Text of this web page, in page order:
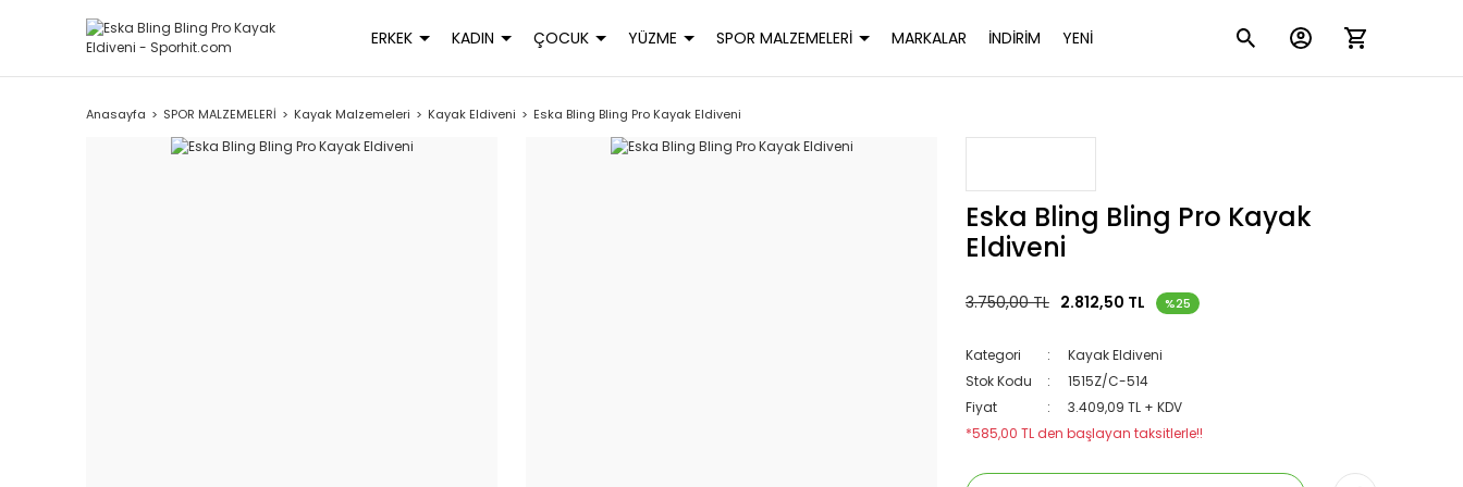
ERKEK KADIN ÇOCUK YÜZME SPOR MALZEMELERİ MARKALAR İNDİRİM YENİ
Anasayfa SPOR MALZEMELERİ Kayak Malzemeleri Kayak Eldiveni Eska Bling Bling Pro Kayak Eldiveni
Eska Bling Bling Pro Kayak
Eldiveni
3.750,00 TL 2.812,50 TL %25
Kategori
Kayak Eldiveni
Stok Kodu
1515Z/C-514
Fiyat
3.409,09 TL + KDV
*585,00 TL den başlayan taksitlerle!!